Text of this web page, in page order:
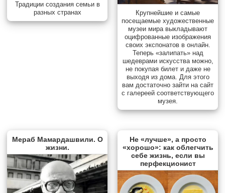
Традиции создания семьи в
разных странах
Крупнейшие и самые
посещаемые художественные
музеи мира выкладывают
оцифрованные изображения
своих экспонатов в онлайн.
Теперь «залипать» над
шедеврами искусства можно,
не покупая билет и даже не
выходя из дома. Для этого
вам достаточно зайти на сайт
с галереей соответствующего
музея.
Мераб Мамардашвили. О
жизни.
Не «лучше», а просто
«хорошо»: как облегчить
себе жизнь, если вы
перфекционист